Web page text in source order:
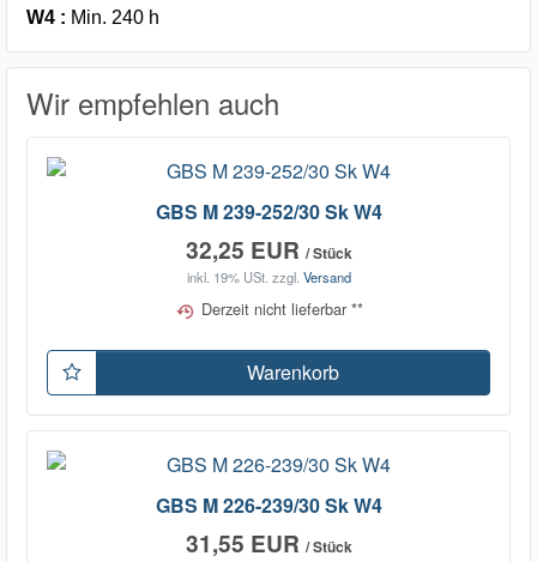
W4 : Min. 240 h
Wir empfehlen auch
GBS M 239-252/30 Sk W4
32,25 EUR / Stück
inkl. 19% USt. zzgl. Versand
Derzeit nicht lieferbar **
Warenkorb
GBS M 226-239/30 Sk W4
31,55 EUR / Stück